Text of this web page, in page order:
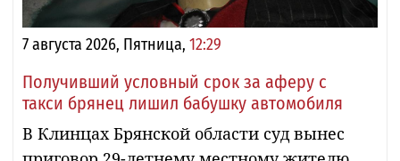
7 августа 2026, Пятница, 12:29
Получивший условный срок за аферу с
такси брянец лишил бабушку автомобиля
В Клинцах Брянской области суд вынес